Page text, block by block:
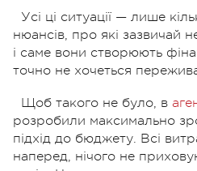
Усі ці ситуації — лише
нюансів, про які зазвичай
і саме вони створюють
точно не хочеться
Щоб такого не було, в
розробили максимально
підхід до бюджету. Всі
наперед, нічого не